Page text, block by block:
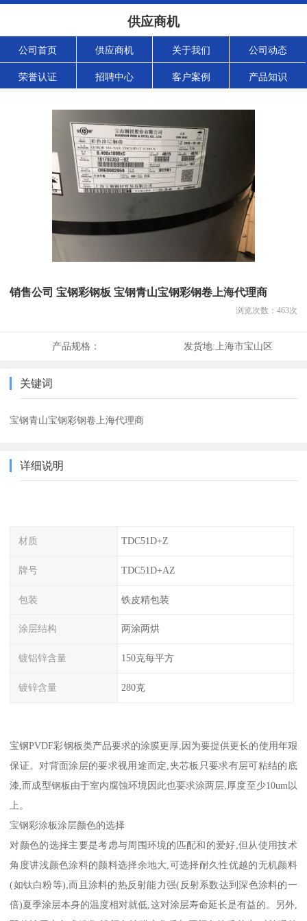
供应商机
公司首页 供应商机 关于我们 公司动态
荣誉认证 招聘中心 客户案例 产品知识
销售公司 宝钢彩钢板 宝钢青山宝钢彩钢卷上海代理商
浏览次数： 463次
产品规格： 发货地: 上海市宝山区
关键词
宝钢青山宝钢彩钢卷上海代理商
详细说明
材质 TDC51D+Z
牌号 TDC51D+AZ
包装 铁皮精包装
涂层结构 两涂两烘
镀铝锌含量 150克每平方
镀锌含量 280克
宝钢PVDF彩钢板类产品要求的涂膜更厚,因为要提供更长的使用年艰
保证。对背面涂层的要求视用途而定,夹芯板只要求有层可粘结的底
漆,而成型钢板由于室内腐蚀环境因此也要求涂两层,厚度至少10um以
上。
宝钢彩涂板涂层颜色的选择
对颜色的选择主要是考虑与周围环境的匹配和的爱好,但从使用技术
角度讲浅颜色涂料的颜料选择余地大,可选择耐久性优越的无机颜料
(如钛白粉等),而且涂料的热反射能力强(反射系数达到深色涂料的一
倍)夏季涂层本身的温度相对就低,这对涂层寿命延长是有益的。另外,